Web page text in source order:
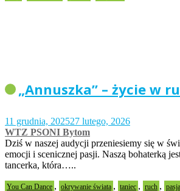
„Annuszka” – życie w
11 grudnia, 202527 lutego, 2026
WTZ PSONI Bytom
Dziś w naszej audycji przeniesiemy się w
emocji i scenicznej pasji. Naszą bohaterką
tancerka, która…..
You Can Dance , okrywanie świata , taniec , ruch , pasja